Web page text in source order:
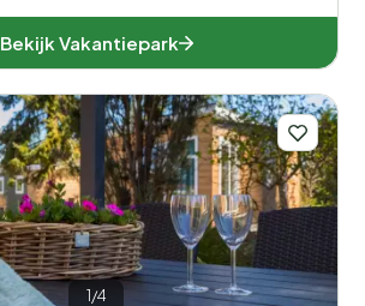
Bekijk Vakantiepark
1/4